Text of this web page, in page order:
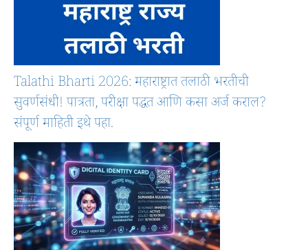
Talathi Bharti 2026: महाराष्ट्रात तलाठी भरतीची
सुवर्णसंधी! पात्रता, परीक्षा पद्धत आणि कसा अर्ज कराल?
संपूर्ण माहिती इथे पहा.